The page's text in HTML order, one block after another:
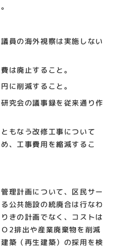
員の海外視察は実施しない
は廃止すること。
に削減すること。
究会の議事録を従来通り作
もなう改修工事について
、工事費用を縮減するこ
理計画について、区民サー
公共施設の統廃合は行なわ
きの計画でなく、コストは
2排出や産業廃棄物を削減
築（再生建築）の採用を検